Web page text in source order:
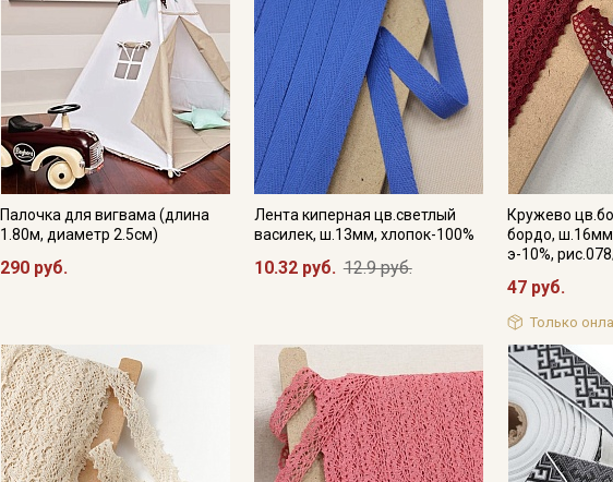
Палочка для вигвама (длина
1.80м, диаметр 2.5см)
290 руб.
Лента киперная цв.светлый
василек, ш.13мм, хлопок-100%
10.32 руб. 12.9 руб.
Кружево
бордо,
э-10%,
47 руб.
Только